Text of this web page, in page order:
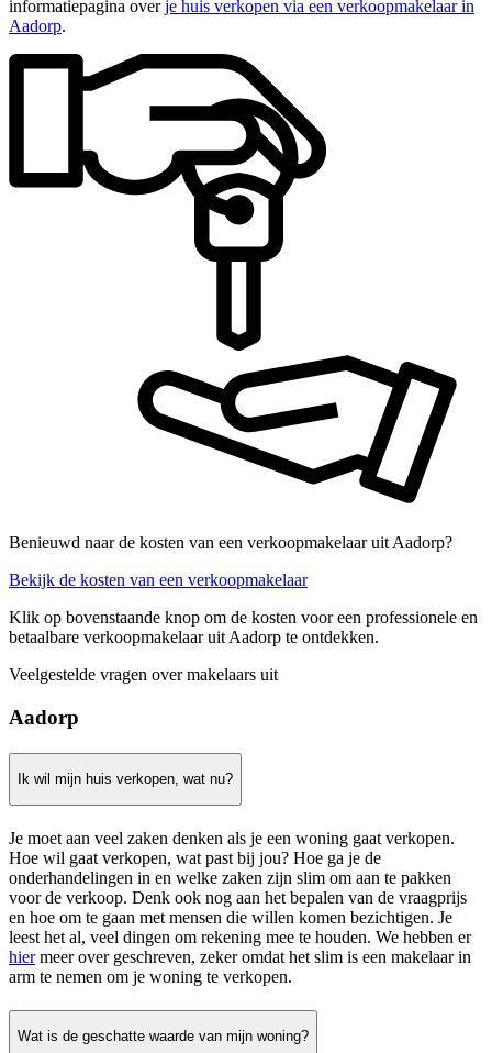
informatiepagina overje huis verkopen via een verkoopmakelaar in
Aadorp.
Benieuwd naar de kosten van een verkoopmakelaar uit Aadorp?
Bekijk de kosten van een verkoopmakelaar
Klik op bovenstaande knop om de kosten voor een professionele en
betaalbare verkoopmakelaar uit Aadorp te ontdekken.
Veelgestelde vragen over makelaars uit
Aadorp
Ik wil mijn huis verkopen, wat nu?
Je moet aan veel zaken denken als je een woning gaat verkopen.
Hoe wil gaat verkopen, wat past bij jou? Hoe ga je de
onderhandelingen in en welke zaken zijn slim om aan te pakken
voor de verkoop. Denk ook nog aan het bepalen van de vraagprijs
en hoe om te gaan met mensen die willen komen bezichtigen. Je
leest het al, veel dingen om rekening mee te houden. We hebben er
hiermeer over geschreven, zeker omdat het slim is een makelaar in
arm te nemen om je woning te verkopen.
Wat is de geschatte waarde van mijn woning?